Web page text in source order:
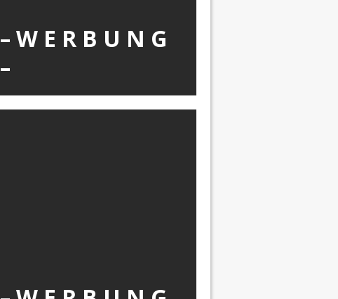
– W Ε R Β U Ν G
–